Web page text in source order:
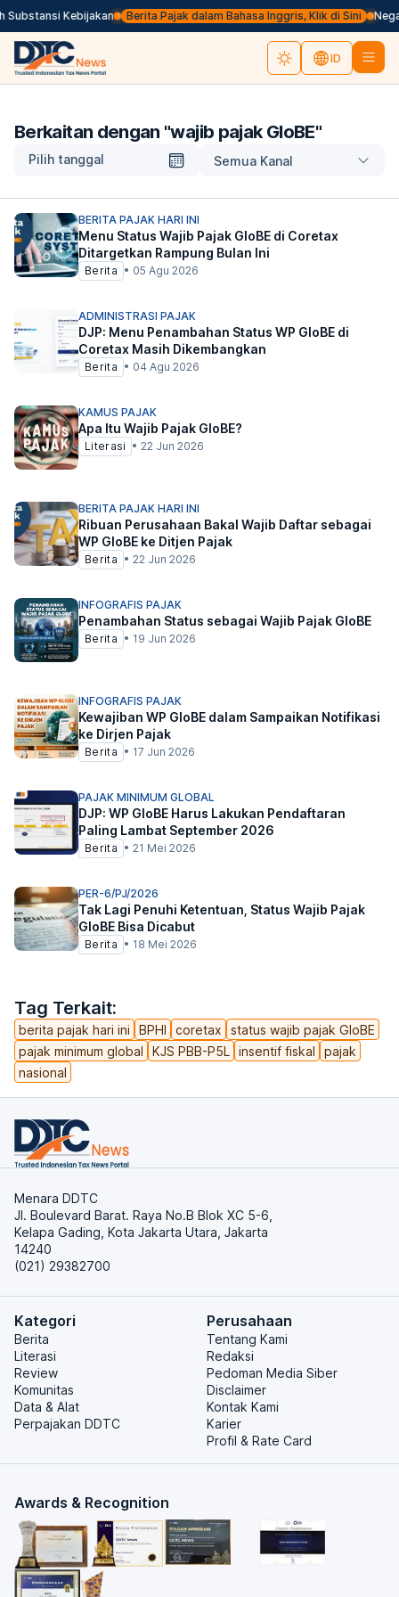
Kebijakan Berita Pajak dalam Bahasa Inggris, Klik di Sini
ID
Berkaitan dengan "wajib pajak GloBE"
Pilih tanggal Semua Kanal
Tag Terkait:
berita pajak hari ini BPHI coretax
status wajib pajak GloBE
pajak minimum global
KJS PBB-P5L insentif fiskal
pajak
nasional
BERITA PAJAK HARI INI
Menu Status Wajib Pajak GloBE di Coretax
Ditargetkan Rampung Bulan Ini
Berita • 05 Agu 2026
ADMINISTRASI PAJAK
DJP: Menu Penambahan Status WP GloBE di
Coretax Masih Dikembangkan
Berita • 04 Agu 2026
KAMUS PAJAK
Apa Itu Wajib Pajak GloBE?
Literasi • 22 Jun 2026
BERITA PAJAK HARI INI
Ribuan Perusahaan Bakal Wajib Daftar sebagai
WP GloBE ke Ditjen Pajak
Berita • 22 Jun 2026
INFOGRAFIS PAJAK
Penambahan Status sebagai Wajib Pajak GloBE
Berita • 19 Jun 2026
INFOGRAFIS PAJAK
Kewajiban WP GloBE dalam Sampaikan Notifikasi
ke Dirjen Pajak
Berita • 17 Jun 2026
PAJAK MINIMUM GLOBAL
DJP: WP GloBE Harus Lakukan Pendaftaran
Paling Lambat September 2026
Berita • 21 Mei 2026
PER-6/PJ/2026
Tak Lagi Penuhi Ketentuan, Status Wajib Pajak
GloBE Bisa Dicabut
Berita • 18 Mei 2026
Menara DDTC
Jl. Boulevard Barat. Raya No.B Blok XC 5-6,
Kelapa Gading, Kota Jakarta Utara, Jakarta
14240
(021) 29382700
Kategori
Berita
Literasi
Review
Komunitas
Data & Alat
Perpajakan DDTC
Perusahaan
Tentang Kami
Redaksi
Pedoman Media Siber
Disclaimer
Kontak Kami
Karier
Profil & Rate Card
Awards & Recognition